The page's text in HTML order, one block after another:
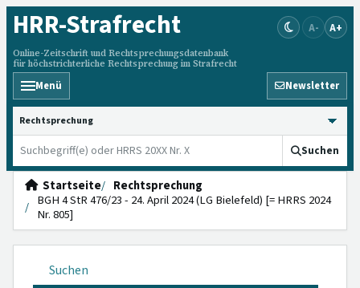
HRR-Strafrecht
Online-Zeitschrift und Rechtsprechungsdatenbank
für höchstrichterliche Rechtsprechung im Strafrecht
A- A+
Menü Newsletter
HRRS durchsuchen
Suchen
Startseite
Rechtsprechung
BGH 4 StR 476/23 - 24. April 2024 (LG Bielefeld) [= HRRS 2024
Nr. 805]
Suchen